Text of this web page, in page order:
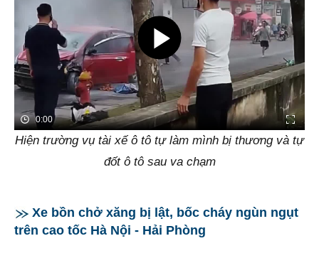
0:00
Hiện trường vụ tài xế ô tô tự làm mình bị thương và tự
đốt ô tô sau va chạm
Xe bồn chở xăng bị lật, bốc cháy ngùn ngụt
trên cao tốc Hà Nội - Hải Phòng